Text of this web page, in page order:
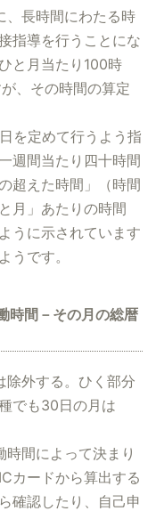
、長時間にわたる時
指導を行うことにな
と月当たり100時
、その時間の算定
を定めて行うよう指
週間当たり四十時間
超えた時間」（時間
月」あたりの時間
うに示されています
うです。
時間－その月の総暦
除外する。ひく部分
でも30日の月は
間によって決まり
カードから算出する
確認したり、自己申